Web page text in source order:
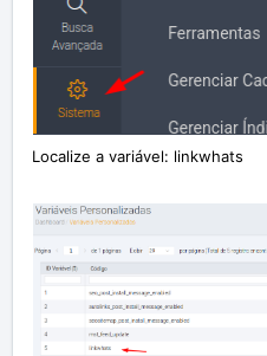
Localize a variável: linkwhats